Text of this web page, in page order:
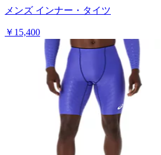
メンズ インナー・タイツ
￥15,400